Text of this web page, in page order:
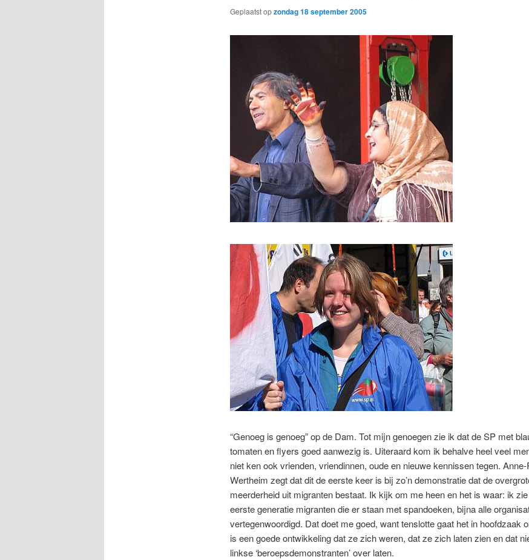
Geplaatst opzondag 18 september 2005
“Genoeg is genoeg” op de Dam. Tot mijn genoegen zie ik dat de SP met
tomaten en flyers goed aanwezig is. Uiteraard kom ik behalve heel veel
niet ken ook vrienden, vriendinnen, oude en nieuwe kennissen tegen.
Wertheim zegt dat dit de eerste keer is bij zo’n demonstratie dat de
meerderheid uit migranten bestaat. Ik kijk om me heen en het is waar: ik
eerste generatie migranten die er staan met spandoeken, bijna alle
vertegenwoordigd. Dat doet me goed, want tenslotte gaat het in hoofdzaak
is een goede ontwikkeling dat ze zich weren, dat ze zich laten zien en dat
linkse ‘beroepsdemonstranten’ over laten.